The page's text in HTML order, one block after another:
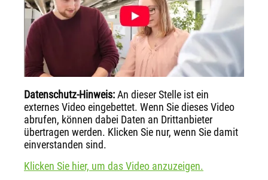
Datenschutz-Hinweis:An dieser Stelle ist ein
externes Video eingebettet. Wenn Sie dieses Video
abrufen, können dabei Daten an Drittanbieter
übertragen werden. Klicken Sie nur, wenn Sie damit
einverstanden sind.
Klicken Sie hier, um das Video anzuzeigen.